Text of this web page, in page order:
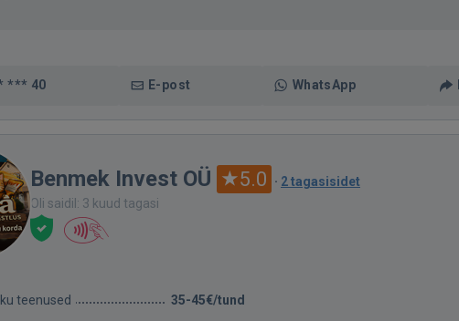
*** 40 E-post WhatsApp
Benmek Invest OÜ 5.0 · 2 tagasisidet
Oli saidil: 3 kuud tagasi
teenused 35-45€/tund